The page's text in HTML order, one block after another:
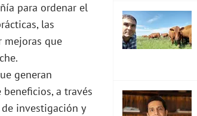
para ordenar el
las
mejoras que
generan
a través
investigación y